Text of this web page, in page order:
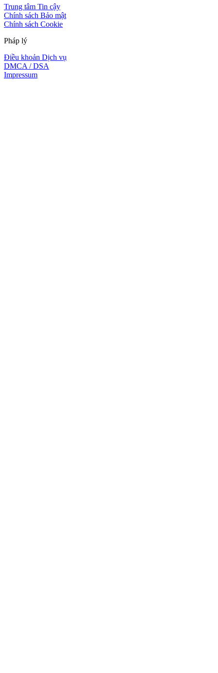
Trung tâm Tin cậy
Chính sách Bảo mật
Chính sách Cookie
Pháp lý
Điều khoản Dịch vụ
DMCA / DSA
Impressum